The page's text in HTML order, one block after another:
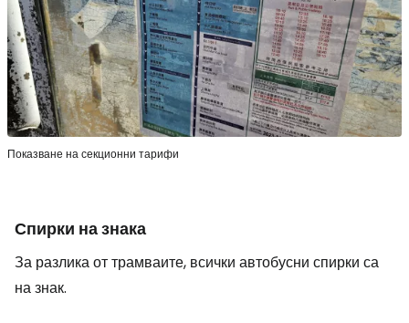
Показване на секционни тарифи
Спирки на знака
За разлика от трамваите, всички автобусни спирки са
на знак.